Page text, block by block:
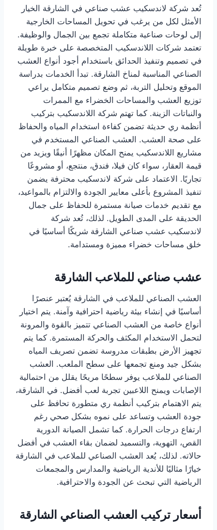
تُعد شركة لاندسكيب عشب صناعي في الشارقة الخيار
الأمثل لكل من يرغب في تحويل المساحات الخارجية
إلى لوحات صناعية متكاملة تجمع بين الجمال والوظيفة.
تعتمد شركات اللاندسكيب المتخصصة على خبرة طويلة
في تصميم وتنفيذ الحدائق باستخدام أجود أنواع العشب
الصناعي المناسبة لمناخ الشارقة. تبدأ الخدمات بدراسة
الموقع وتحليل التربة، ثم وضع تصميم متكامل يراعي
توزيع العشب والمساحات الخضراء مع الممرات
والنباتات الزينة. كما تهتم شركة اللاندسكيب بتركيب
أنظمة ري حديثة تضمن كفاءة استخدام المياه والحفاظ
على صحة العشب. العشب الصناعي المستخدم في
مشاريع اللاندسكيب يمنح المكان مظهرًا أنيقًا ويزيد من
قيمة العقار، سواء كان فيلا، فندق، منتجع، أو مشروعًا
تجاريًا. الاعتماد على شركة لاندسكيب محترفة يضمن
تنفيذ المشروع بأعلى معايير الجودة والالتزام بالمواعيد،
مع تقديم خدمات صيانة مستمرة للحفاظ على جمال
الحديقة على المدى الطويل. لذلك، تُعد شركة
لاندسكيب عشب صناعي الشارقة شريكًا أساسيًا في
خلق مساحات خضراء مميزة ومستدامة.
عشب صناعي للملاعب الشارقة
العشب الصناعي للملاعب في الشارقة يُعتبر عنصرًا
أساسيًا في إنشاء بيئة رياضية احترافية وآمنة. يتم اختيار
أنواع خاصة من العشب الصناعي تتميز بالقوة والمرونة
لتحمل الاستخدام المكثف والحركة المستمرة. كما يتم
تجهيز الأرض بطبقات مدروسة تضمن تصريف المياه
بشكل جيد ومنع تجمعها على سطح الملعب. العشب
الصناعي للملاعب يوفر سطحًا مريحًا يقلل من احتمالية
الإصابات ويمنح اللاعبين تجربة لعب أفضل. في الشارقة،
يتم الاهتمام بتركيب أنظمة ري متطورة تحافظ على
جودة العشب وتساعد على نموه بشكل صحي رغم
ارتفاع درجات الحرارة. كما تشمل الصيانة الدورية
القص، التهوية، والتسميد لضمان بقاء العشب في أفضل
حالاته. لذلك، يُعد العشب الصناعي للملاعب في الشارقة
خيارًا مثاليًا للأندية الرياضية والمدارس والمجمعات
الرياضية التي تبحث عن الجودة والاحترافية.
أسعار تركيب العشب الصناعي الشارقة